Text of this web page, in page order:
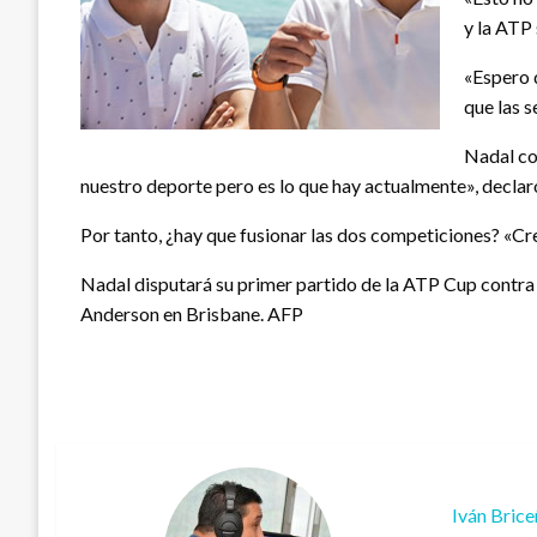
y la ATP
«Espero
que las
Nadal
nuestro deporte pero es lo que hay actualmente»,
Por tanto, ¿hay que fusionar las dos competiciones?
Nadal disputará su primer partido de la ATP Cup
Anderson en Brisbane. AFP
Iván